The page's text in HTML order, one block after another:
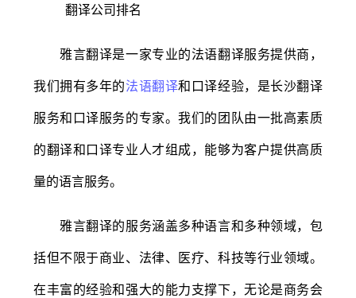
雅言翻译是一家专业的法语翻译服务提供商，
我们拥有多年的法语翻译和口译经验，是长沙翻译
服务和口译服务的专家。我们的团队由一批高素质
的翻译和口译专业人才组成，能够为客户提供高质
量的语言服务。
雅言翻译的服务涵盖多种语言和多种领域，包
括但不限于商业、法律、医疗、科技等行业领域。
在丰富的经验和强大的能力支撑下，无论是商务会